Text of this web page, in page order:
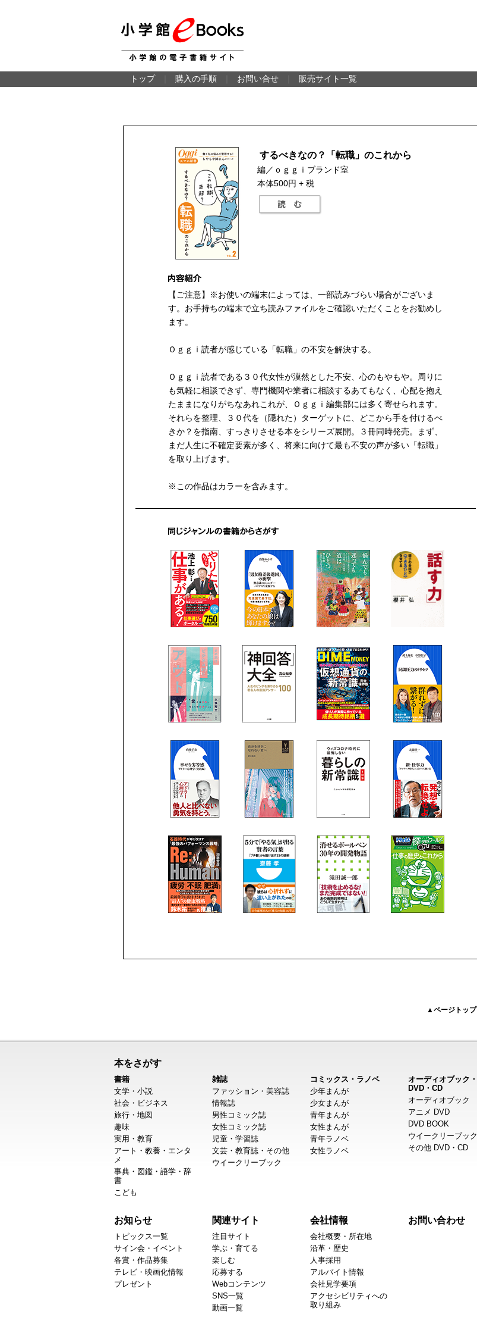
トップ 購入の手順 お問い合せ 販売サイト一覧
するべきなの？「転職」のこれから
編／ｏｇｇｉブランド室
本体500円 + 税
【ご注意】※お使いの端末によっては、一部読みづらい場合がございま
す。お手持ちの端末で立ち読みファイルをご確認いただくことをお勧めし
ます。
Ｏｇｇｉ読者が感じている「転職」の不安を解決する。
Ｏｇｇｉ読者である３０代女性が漠然とした不安、心のもやもや。周りに
も気軽に相談できず、専門機関や業者に相談するあてもなく、心配を抱え
たままになりがちなあれこれが、Ｏｇｇｉ編集部には多く寄せられます。
それらを整理、３０代を（隠れた）ターゲットに、どこから手を付けるべ
きか？を指南、すっきりさせる本をシリーズ展開。３冊同時発売。まず、
まだ人生に不確定要素が多く、将来に向けて最も不安の声が多い「転職」
を取り上げます。
※この作品はカラーを含みます。
▲ページトップ
本をさがす
書籍
文学・小説
社会・ビジネス
旅行・地図
趣味
実用・教育
アート・教養・エンタ
メ
事典・図鑑・語学・辞
書
こども
雑誌
ファッション・美容誌
情報誌
男性コミック誌
女性コミック誌
児童・学習誌
文芸・教育誌・その他
ウイークリーブック
コミックス・ラノベ
少年まんが
少女まんが
青年まんが
女性まんが
青年ラノベ
女性ラノベ
オーディオブック・
DVD・CD
オーディオブック
アニメ DVD
DVD BOOK
ウイークリーブック
その他 DVD・CD
お知らせ
トピックス一覧
サイン会・イベント
各賞・作品募集
テレビ・映画化情報
プレゼント
関連サイト
注目サイト
学ぶ・育てる
楽しむ
応募する
Webコンテンツ
SNS一覧
動画一覧
会社情報
会社概要・所在地
沿革・歴史
人事採用
アルバイト情報
会社見学要項
アクセシビリティへの
取り組み
お問い合わせ